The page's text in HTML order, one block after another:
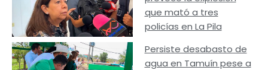
que mató a tres
policías en La Pila
Persiste desabasto de
agua en Tamuín pese a